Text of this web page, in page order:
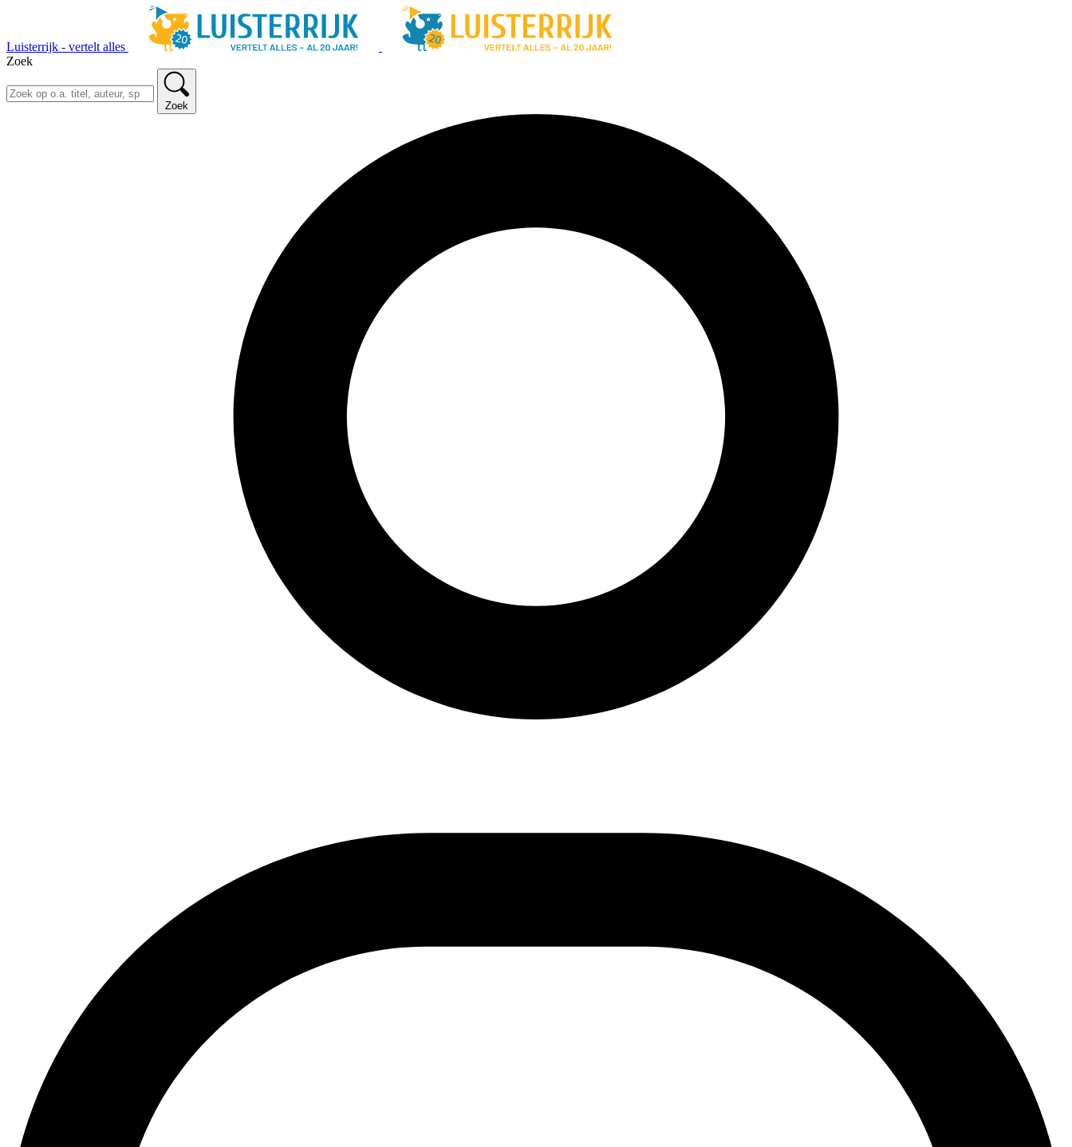
Luisterrijk - vertelt alles
Zoek
Zoek